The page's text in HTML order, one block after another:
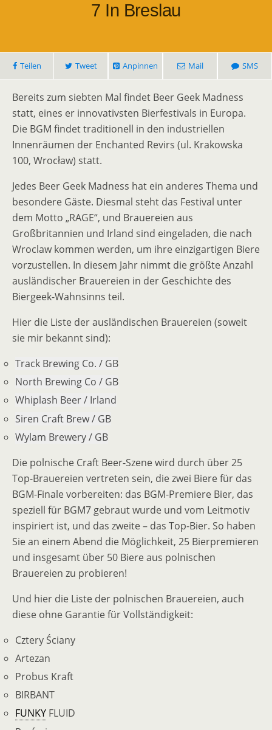
7 In Breslau
Teilen Tweet Anpinnen Mail SMS
Bereits zum siebten Mal findet Beer Geek Madness
statt, eines er innovativsten Bierfestivals in Europa.
Die BGM findet traditionell in den industriellen
Innenräumen der Enchanted Revirs (ul. Krakowska
100, Wrocław) statt.
Jedes Beer Geek Madness hat ein anderes Thema und
besondere Gäste. Diesmal steht das Festival unter
dem Motto „RAGE“, und Brauereien aus
Großbritannien und Irland sind eingeladen, die nach
Wroclaw kommen werden, um ihre einzigartigen Biere
vorzustellen. In diesem Jahr nimmt die größte Anzahl
ausländischer Brauereien in der Geschichte des
Biergeek-Wahnsinns teil.
Hier die Liste der ausländischen Brauereien (soweit
sie mir bekannt sind):
Track Brewing Co. / GB
North Brewing Co / GB
Whiplash Beer / Irland
Siren Craft Brew / GB
Wylam Brewery / GB
Die polnische Craft Beer-Szene wird durch über 25
Top-Brauereien vertreten sein, die zwei Biere für das
BGM-Finale vorbereiten: das BGM-Premiere Bier, das
speziell für BGM7 gebraut wurde und vom Leitmotiv
inspiriert ist, und das zweite – das Top-Bier. So haben
Sie an einem Abend die Möglichkeit, 25 Bierpremieren
und insgesamt über 50 Biere aus polnischen
Brauereien zu probieren!
Und hier die Liste der polnischen Brauereien, auch
diese ohne Garantie für Vollständigkeit:
Cztery Ściany
Artezan
Probus Kraft
BIRBANT
FUNKY FLUID